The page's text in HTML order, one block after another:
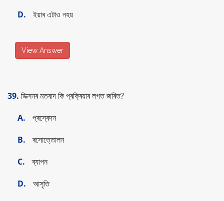
D.
ইয়াৰ এটাও নহয়
View Answer
39. ডিক্সনৰ মতবাদ কি প্ৰক্ৰিয়াৰ লগত জৰিত?
A.
প্ৰস্বেদন
B.
ৰসোত্তোলন
C.
ব্যাপন
D.
আসৃতি